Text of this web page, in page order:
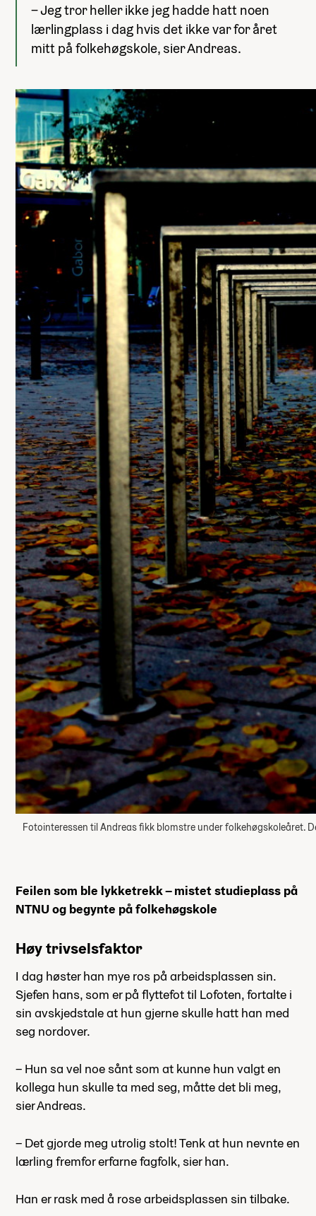
– Jeg tror heller ikke jeg hadde hatt noen
lærlingplass i dag hvis det ikke var for året
mitt på folkehøgskole, sier Andreas.
Fotointeressen til Andreas fikk blomstre under folkehøgskoleåret.
Feilen som ble lykketrekk – mistet studieplass på
NTNU og begynte på folkehøgskole
Høy trivselsfaktor
I dag høster han mye ros på arbeidsplassen sin.
Sjefen hans, som er på flyttefot til Lofoten, fortalte i
sin avskjedstale at hun gjerne skulle hatt han med
seg nordover.
– Hun sa vel noe sånt som at kunne hun valgt en
kollega hun skulle ta med seg, måtte det bli meg,
sier Andreas.
– Det gjorde meg utrolig stolt! Tenk at hun nevnte en
lærling fremfor erfarne fagfolk, sier han.
Han er rask med å rose arbeidsplassen sin tilbake.